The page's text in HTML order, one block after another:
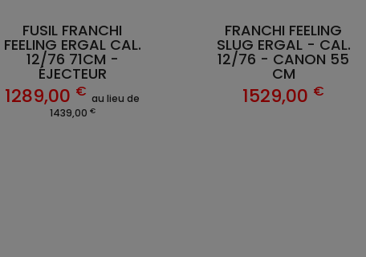
FUSIL FRANCHI
FEELING ERGAL CAL.
12/76 71CM -
ÉJECTEUR
1289,00 € au lieu de
1439,00 €
FRANCHI FEELING
SLUG ERGAL - CAL.
12/76 - CANON 55
CM
1529,00 €